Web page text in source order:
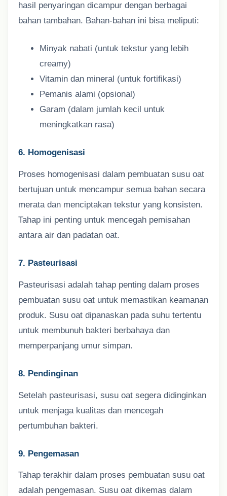
hasil penyaringan dicampur dengan berbagai
bahan tambahan. Bahan-bahan ini bisa meliputi:
Minyak nabati (untuk tekstur yang lebih
creamy)
Vitamin dan mineral (untuk fortifikasi)
Pemanis alami (opsional)
Garam (dalam jumlah kecil untuk
meningkatkan rasa)
6. Homogenisasi
Proses homogenisasi dalam pembuatan susu oat
bertujuan untuk mencampur semua bahan secara
merata dan menciptakan tekstur yang konsisten.
Tahap ini penting untuk mencegah pemisahan
antara air dan padatan oat.
7. Pasteurisasi
Pasteurisasi adalah tahap penting dalam proses
pembuatan susu oat untuk memastikan keamanan
produk. Susu oat dipanaskan pada suhu tertentu
untuk membunuh bakteri berbahaya dan
memperpanjang umur simpan.
8. Pendinginan
Setelah pasteurisasi, susu oat segera didinginkan
untuk menjaga kualitas dan mencegah
pertumbuhan bakteri.
9. Pengemasan
Tahap terakhir dalam proses pembuatan susu oat
adalah pengemasan. Susu oat dikemas dalam